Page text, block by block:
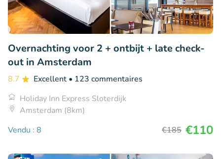
Overnachting voor 2 + ontbijt + late check-
out in Amsterdam
8.7 Excellent • 123 commentaires
Holiday Inn Express Sloterdijk
Amsterdam (8km)
Vendu : 8
€185 €110